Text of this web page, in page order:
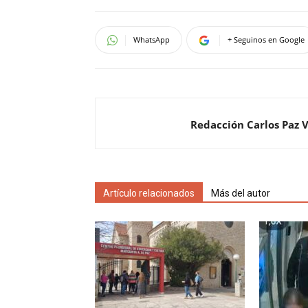
WhatsApp + Seguinos en Google
Redacción Carlos Paz
Artículo relacionados Más del autor